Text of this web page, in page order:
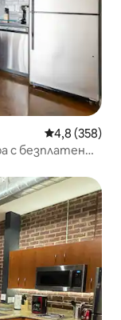
Средна
4,8 (358)
с безплатен